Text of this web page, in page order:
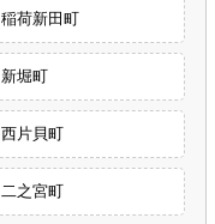
稲荷新田町
新堀町
西片貝町
二之宮町